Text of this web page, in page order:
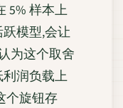
5% 样本上
模型,会让
为这个取舍
润负载上
个旋钮存